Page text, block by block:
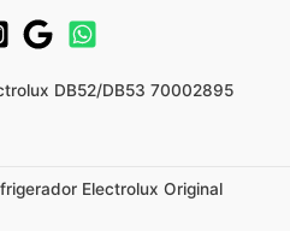
DB52/DB53 70002895
Electrolux Original